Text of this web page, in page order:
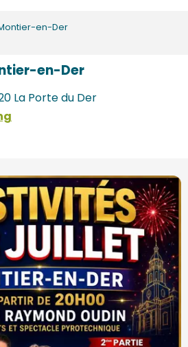
en-Der
en-Der
La Porte du Der